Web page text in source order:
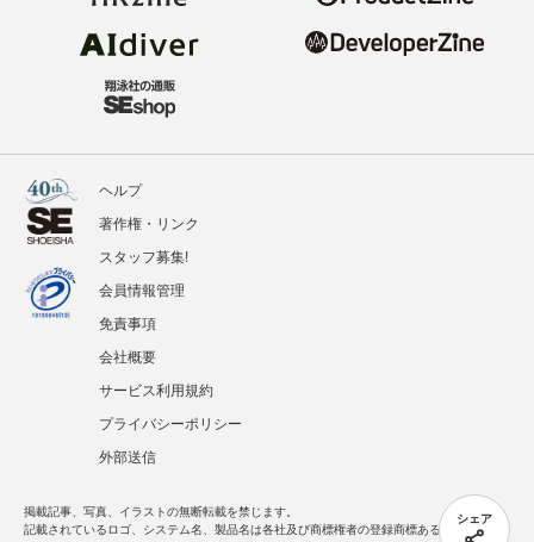
シェア
ヘルプ
著作権・リンク
スタッフ募集!
会員情報管理
免責事項
会社概要
サービス利用規約
プライバシーポリシー
外部送信
掲載記事、写真、イラストの無断転載を禁じます。
記載されているロゴ、システム名、製品名は各社及び商標権者の登録商標あるいは商標で